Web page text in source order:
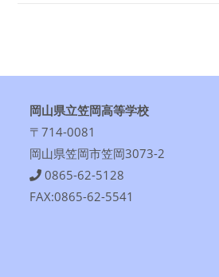
岡山県立笠岡高等学校
〒714-0081
岡山県笠岡市笠岡3073-2
0865-62-5128
FAX:0865-62-5541